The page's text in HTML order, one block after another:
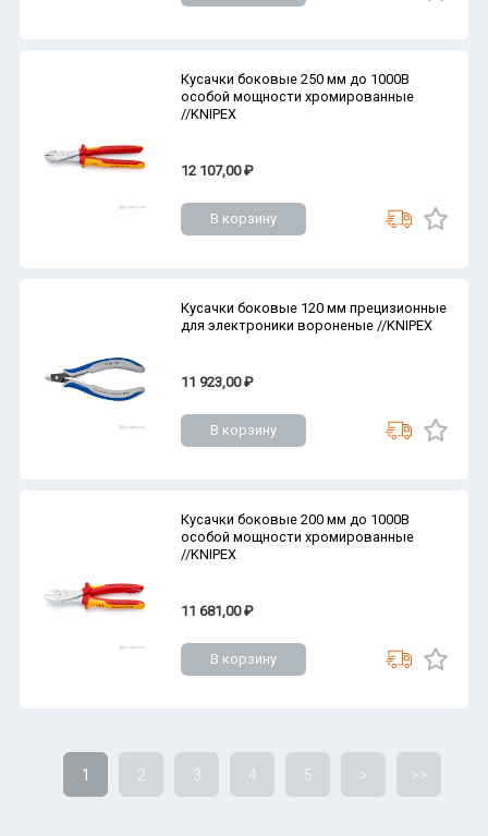
Кусачки боковые 250 мм до 1000В
особой мощности хромированные
//KNIPEX
12 107,00 ₽
В корзину
Кусачки боковые 120 мм прецизионные
для электроники вороненые //KNIPEX
11 923,00 ₽
В корзину
Кусачки боковые 200 мм до 1000В
особой мощности хромированные
//KNIPEX
11 681,00 ₽
В корзину
1 2 3 4 5 > >>